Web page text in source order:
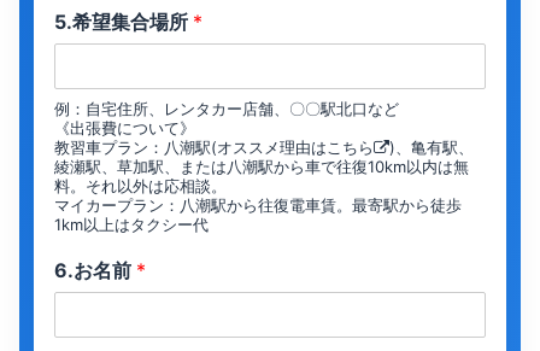
5.希望集合場所 *
例：自宅住所、レンタカー店舗、〇〇駅北口など
《出張費について》
教習車プラン：八潮駅(オススメ理由は こちら
)、亀有駅、
綾瀬駅、草加駅、または八潮駅から車で往復10km以内は無
料。それ以外は応相談。
マイカープラン：八潮駅から往復電車賃。最寄駅から徒歩
1km以上はタクシー代
6.お名前 *